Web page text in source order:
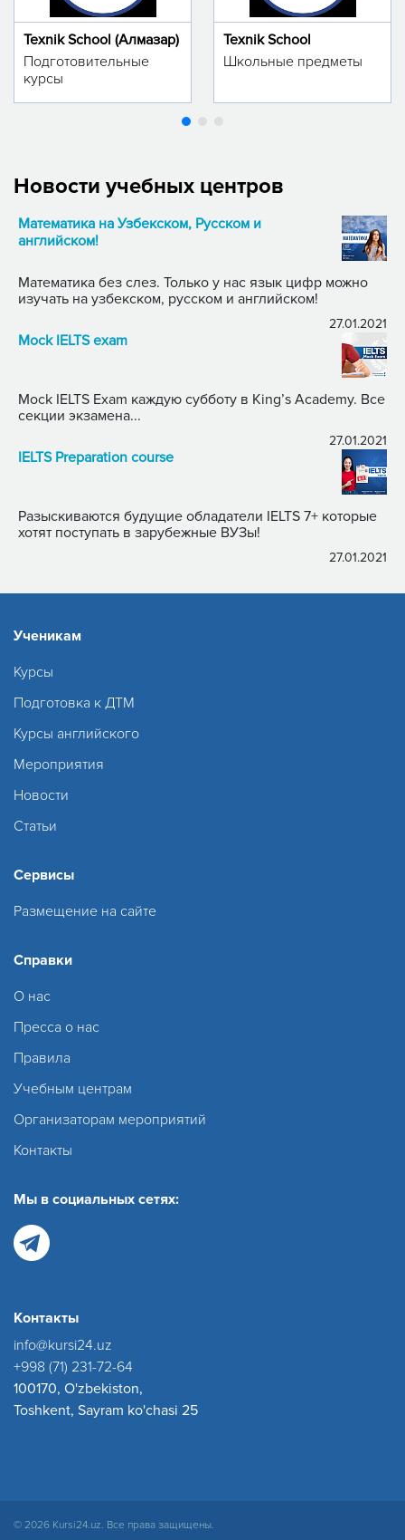
Texnik School (Алмазар)
Подготовительные
курсы
Texnik School
Школьные предметы
Новости учебных центров
Математика на Узбекском, Русском и
английском!
Математика без слез. Только у нас язык цифр можно
изучать на узбекском, русском и английском!
27.01.2021
Mock IELTS exam
Mock IELTS Exam каждую субботу в King’s Academy. Все
секции экзамена...
27.01.2021
IELTS Preparation course
Разыскиваются будущие обладатели IELTS 7+ которые
хотят поступать в зарубежные ВУЗы!
27.01.2021
Ученикам
Курсы
Подготовка к ДТМ
Курсы английского
Мероприятия
Новости
Статьи
Сервисы
Размещение на сайте
Справки
О нас
Пресса о нас
Правила
Учебным центрам
Организаторам мероприятий
Контакты
Мы в социальных сетях:
Контакты
info@kursi24.uz
+998 (71) 231-72-64
100170, O'zbekiston,
Toshkent, Sayram ko'chasi 25
© 2026 Kursi24.uz. Все права защищены.